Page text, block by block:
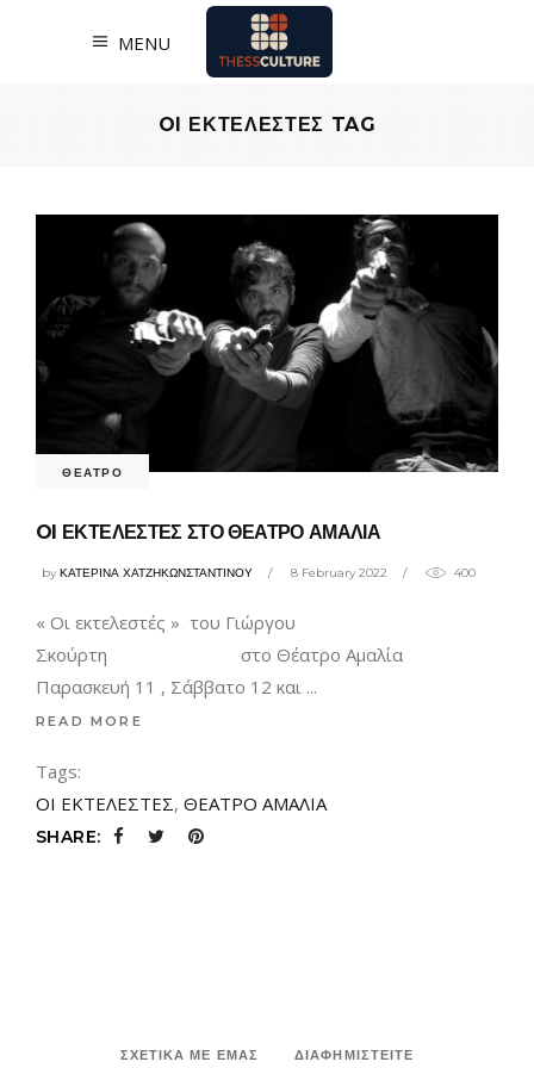
MENU
OI ΕΚΤΕΛΕΣΤΕΣ TAG
ΘΕΑΤΡΟ
OI ΕΚΤΕΛΕΣΤΕΣ ΣΤΟ ΘΕΑΤΡΟ ΑΜΑΛΙΑ
byΚΑΤΕΡΙΝΑ ΧΑΤΖΗΚΩΝΣΤΑΝΤΙΝΟΥ 8 February 2022 400
« Οι εκτελεστές » του Γιώργου
Σκούρτη στο Θέατρο Αμαλία
Παρασκευή 11 , Σάββατο 12 και
READ MORE
Tags:
OI ΕΚΤΕΛΕΣΤΕΣ, ΘΕΑΤΡΟ ΑΜΑΛΙΑ
SHARE:
ΣΧΕΤΙΚΑ ΜΕ ΕΜΑΣ ΔΙΑΦΗΜΙΣΤΕΙΤΕ